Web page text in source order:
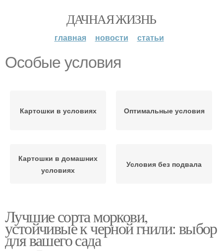
ДАЧНАЯ ЖИЗНЬ
главная новости статьи
Особые условия
Картошки в условиях Оптимальные условия
Картошки в домашних
условиях
Условия без подвала
Лучшие сорта моркови,
устойчивые к черной гнили: выбор
для вашего сада